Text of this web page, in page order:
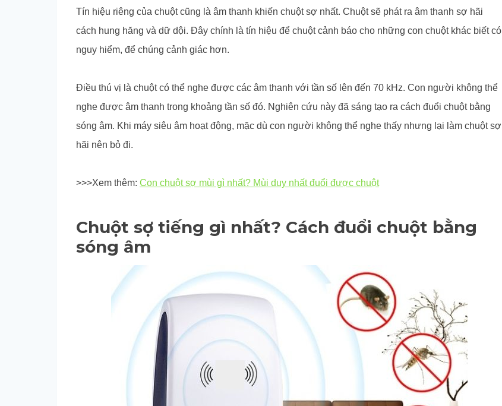
Tín hiệu riêng của chuột cũng là âm thanh khiến chuột sợ nhất. Chuột sẽ phát ra âm thanh sợ hãi
cách hung hăng và dữ dội. Đây chính là tín hiệu để chuột cảnh báo cho những con chuột khác biết có
nguy hiểm, để chúng cảnh giác hơn.
Điều thú vị là chuột có thể nghe được các âm thanh với tần số lên đến 70 kHz. Con người không thể
nghe được âm thanh trong khoảng tần số đó. Nghiên cứu này đã sáng tạo ra cách đuổi chuột bằng
sóng âm. Khi máy siêu âm hoạt động, mặc dù con người không thể nghe thấy nhưng lại làm chuột sợ
hãi nên bỏ đi.
>>>Xem thêm: Con chuột sợ mùi gì nhất? Mùi duy nhất đuổi được chuột
Chuột sợ tiếng gì nhất? Cách đuổi chuột bằng
sóng âm